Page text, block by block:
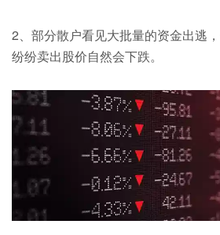
2、部分散户看见大批量的资金出逃
纷纷卖出股价自然会下跌。